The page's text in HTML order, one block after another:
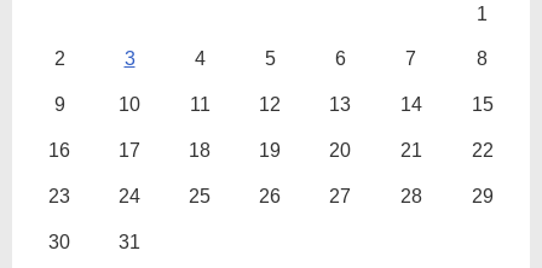
1
2 3 4 5 6 7 8
9 10 11 12 13 14 15
16 17 18 19 20 21 22
23 24 25 26 27 28 29
30 31